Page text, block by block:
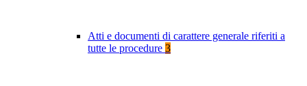
Atti e documenti di carattere generale riferiti a
tutte le procedure 3